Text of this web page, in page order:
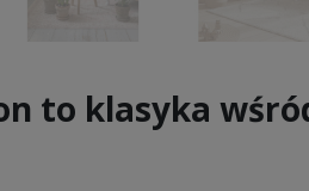
to klasyka